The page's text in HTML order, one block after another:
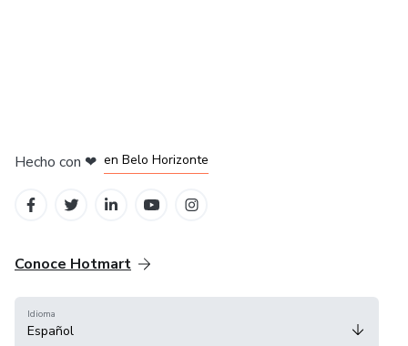
Hecho con ❤ en Belo Horizonte
Conoce Hotmart
Idioma
Español